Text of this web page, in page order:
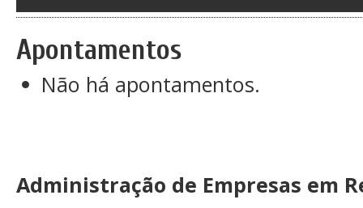
Apontamentos
Não há apontamentos.
Administração de Empresas em